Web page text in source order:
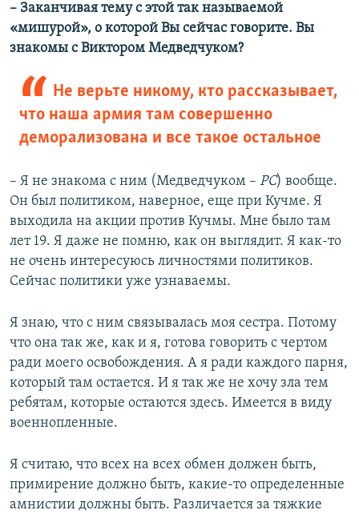
– Заканчивая тему с этой так называемой
«мишурой», о которой Вы сейчас говорите. Вы
знакомы с Виктором Медведчуком?
Не верьте никому, кто рассказывает,
что наша армия там совершенно
деморализована и все такое остальное
– Я не знакома с ним (Медведчуком – РС) вообще.
Он был политиком, наверное, еще при Кучме. Я
выходила на акции против Кучмы. Мне было там
лет 19. Я даже не помню, как он выглядит. Я как-то
не очень интересуюсь личностями политиков.
Сейчас политики уже узнаваемы.
Я знаю, что с ним связывалась моя сестра. Потому
что она так же, как и я, готова говорить с чертом
ради моего освобождения. А я ради каждого парня,
который там остается. И я так же не хочу зла тем
ребятам, которые остаются здесь. Имеется в виду
военнопленные.
Я считаю, что всех на всех обмен должен быть,
примирение должно быть, какие-то определенные
амнистии должны быть. Различается за тяжкие